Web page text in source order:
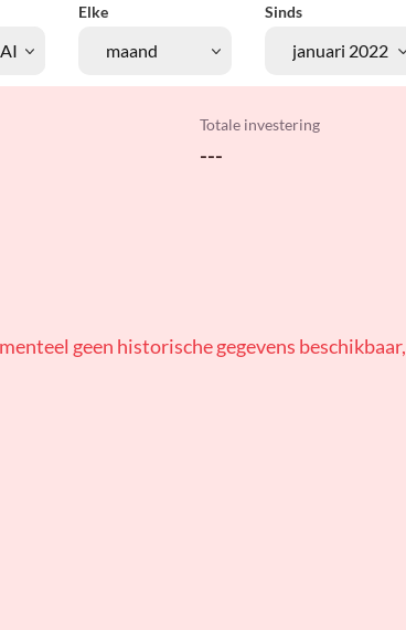
Elke Sinds
Totale investering
---
geen historische gegevens beschikbaar,